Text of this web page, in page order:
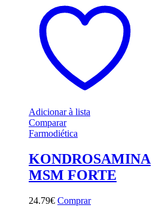
Adicionar à lista
Comparar
Farmodiética
KONDROSAMINA
MSM FORTE
24.79€ Comprar